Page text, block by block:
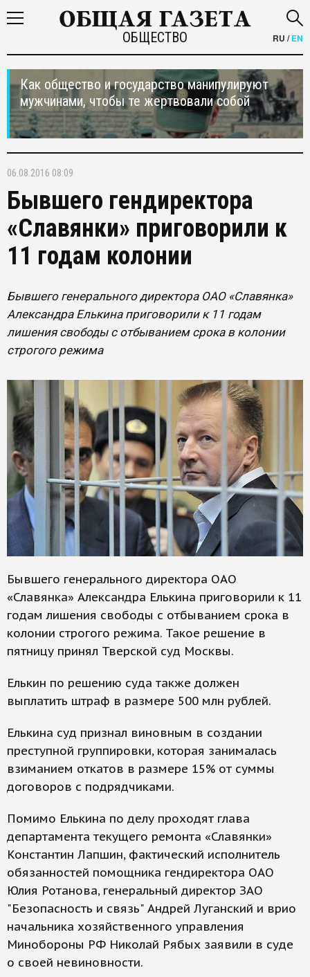
ОБЩЕСТВО RU /EN
Как общество и государство манипулируют
мужчинами, чтобы те жертвовали собой
06.08.2016 08:09
Бывшего гендиректора
«Славянки» приговорили к
11 годам колонии
Бывшего генерального директора ОАО «Славянка»
Александра Елькина приговорили к 11 годам
лишения свободы с отбыванием срока в колонии
строгого режима
Бывшего генерального директора ОАО
«Славянка» Александра Елькина приговорили к 11
годам лишения свободы с отбыванием срока в
колонии строгого режима. Такое решение в
пятницу принял Тверской суд Москвы.
Елькин по решению суда также должен
выплатить штраф в размере 500 млн рублей.
Елькина суд признал виновным в создании
преступной группировки, которая занималась
взиманием откатов в размере 15% от суммы
договоров с подрядчиками.
Помимо Елькина по делу проходят глава
департамента текущего ремонта «Славянки»
Константин Лапшин, фактический исполнитель
обязанностей помощника гендиректора ОАО
Юлия Ротанова, генеральный директор ЗАО
"Безопасность и связь" Андрей Луганский и врио
начальника хозяйственного управления
Минобороны РФ Николай Рябых заявили в суде
о своей невиновности.